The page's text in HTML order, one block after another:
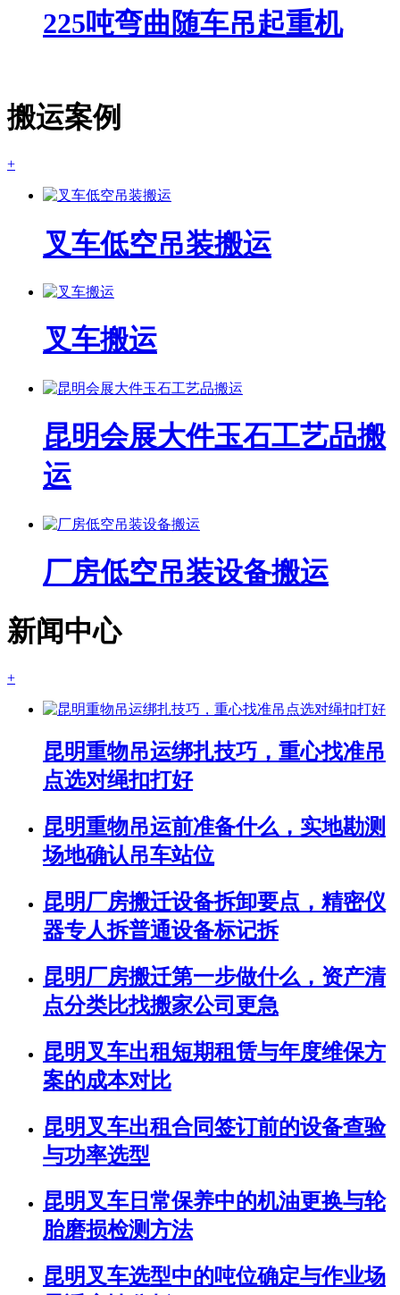
225吨弯曲随车吊起重机
搬运案例
+
叉车低空吊装搬运
叉车搬运
昆明会展大件玉石工艺品搬
运
厂房低空吊装设备搬运
新闻中心
+
昆明重物吊运绑扎技巧，重心找准吊
点选对绳扣打好
昆明重物吊运前准备什么，实地勘测
场地确认吊车站位
昆明厂房搬迁设备拆卸要点，精密仪
器专人拆普通设备标记拆
昆明厂房搬迁第一步做什么，资产清
点分类比找搬家公司更急
昆明叉车出租短期租赁与年度维保方
案的成本对比
昆明叉车出租合同签订前的设备查验
与功率选型
昆明叉车日常保养中的机油更换与轮
胎磨损检测方法
昆明叉车选型中的吨位确定与作业场